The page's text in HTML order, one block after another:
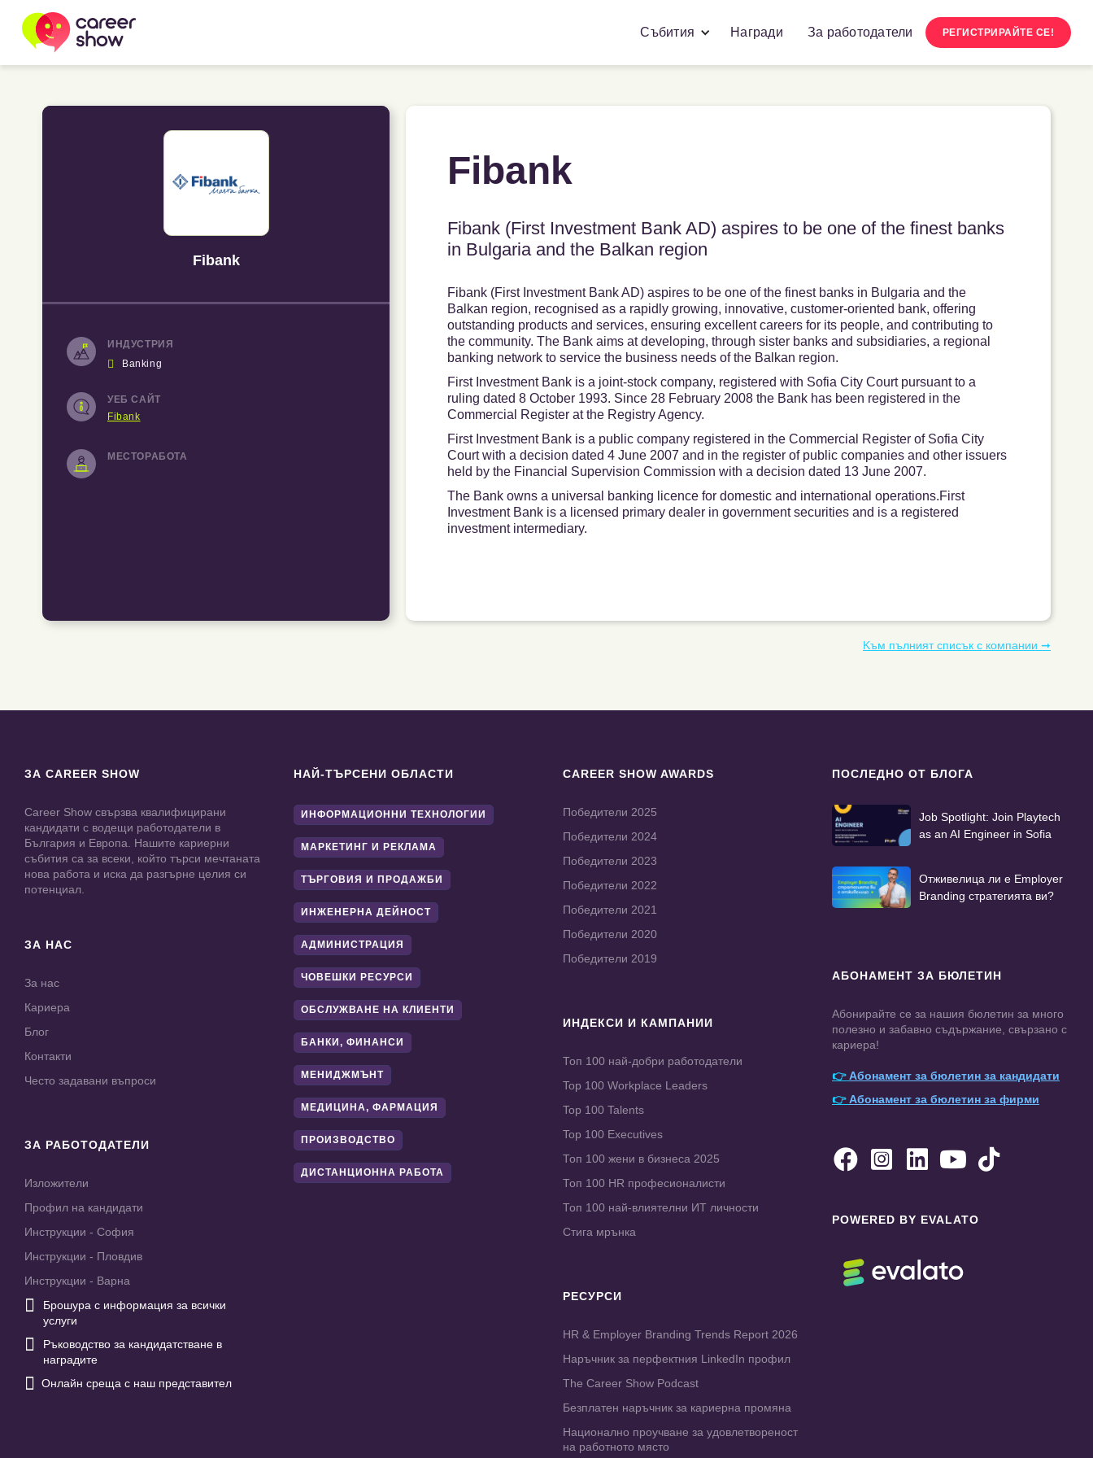
Събития Награди За работодатели РЕГИСТРИРАЙТЕ СЕ!
Fibank
ИНДУСТРИЯ
 Banking
УЕБ САЙТ
Fibank
МЕСТОРАБОТА
Fibank
Fibank (First Investment Bank AD) aspires to be one of the finest banks
in Bulgaria and the Balkan region
Fibank (First Investment Bank AD) aspires to be one of the finest banks in Bulgaria and the
Balkan region, recognised as a rapidly growing, innovative, customer-oriented bank, offering
outstanding products and services, ensuring excellent careers for its people, and contributing to
the community. The Bank aims at developing, through sister banks and subsidiaries, a regional
banking network to service the business needs of the Balkan region.
First Investment Bank is a joint-stock company, registered with Sofia City Court pursuant to a
ruling dated 8 October 1993. Since 28 February 2008 the Bank has been registered in the
Commercial Register at the Registry Agency.
First Investment Bank is a public company registered in the Commercial Register of Sofia City
Court with a decision dated 4 June 2007 and in the register of public companies and other issuers
held by the Financial Supervision Commission with a decision dated 13 June 2007.
The Bank owns a universal banking licence for domestic and international operations.First
Investment Bank is a licensed primary dealer in government securities and is a registered
investment intermediary.
Kъм пълният списък с компании ➞
ЗА CAREER SHOW
Career Show свързва квалифицирани
кандидати с водещи работодатели в
България и Европа. Нашите кариерни
събития са за всеки, който търси мечтаната
нова работа и иска да разгърне целия си
потенциал.
ЗА НАС
За нас
Кариера
Блог
Контакти
Често задавани въпроси
ЗА РАБОТОДАТЕЛИ
Изложители
Профил на кандидати
Инструкции - София
Инструкции - Пловдив
Инструкции - Варна

Брошура с информация за всички
услуги

Ръководство за кандидатстване в
наградите
 Онлайн среща с наш представител
НАЙ-ТЪРСЕНИ ОБЛАСТИ
ИНФОРМАЦИОННИ ТЕХНОЛОГИИ
МАРКЕТИНГ И РЕКЛАМА
ТЪРГОВИЯ И ПРОДАЖБИ
ИНЖЕНЕРНА ДЕЙНОСТ
АДМИНИСТРАЦИЯ
ЧОВЕШКИ РЕСУРСИ
ОБСЛУЖВАНЕ НА КЛИЕНТИ
БАНКИ, ФИНАНСИ
МЕНИДЖМЪНТ
МЕДИЦИНА, ФАРМАЦИЯ
ПРОИЗВОДСТВО
ДИСТАНЦИОННА РАБОТА
CAREER SHOW AWARDS
Победители 2025
Победители 2024
Победители 2023
Победители 2022
Победители 2021
Победители 2020
Победители 2019
ИНДЕКСИ И КАМПАНИИ
Топ 100 най-добри работодатели
Top 100 Workplace Leaders
Top 100 Talents
Top 100 Executives
Топ 100 жени в бизнеса 2025
Топ 100 HR професионалисти
Топ 100 най-влиятелни ИТ личности
Стига мрънка
РЕСУРСИ
HR & Employer Branding Trends Report 2026
Наръчник за перфектния LinkedIn профил
The Career Show Podcast
Безплатен наръчник за кариерна промяна
Национално проучване за удовлетвореност
на работното място
ПОСЛЕДНО ОТ БЛОГА
Job Spotlight: Join Playtech
as an AI Engineer in Sofia
Отживелица ли е Employer
Branding стратегията ви?
АБОНАМЕНТ ЗА БЮЛЕТИН
Абонирайте се за нашия бюлетин за много
полезно и забавно съдържание, свързано с
кариера!
👉Абонамент за бюлетин за кандидати
👉Абонамент за бюлетин за фирми
    
POWERED BY EVALATO